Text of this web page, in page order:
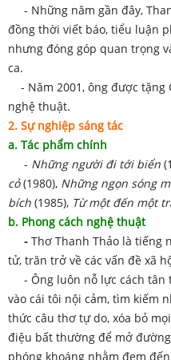
- Những năm gần đây,
đồng thời viết báo, tiểu luận
nhưng đóng góp quan trọng
ca.
- Năm 2001, ông được tặng
nghệ thuật.
2. Sự nghiệp sáng tác
a. Tác phẩm chính
- Những người đi tới biển
cỏ(1980), Những ngọn sóng
bích (1985), Từ một đến một
b. Phong cách nghệ thuật
- Thơ Thanh Thảo là tiếng
tử, trăn trở về các vấn đề xã
- Ông luôn nỗ lực cách tân
vào cái tôi nội cảm, tìm kiếm
thức câu thơ tự do, xóa bỏ
điệu bất thường để mở
phóng khoáng nhằm đem